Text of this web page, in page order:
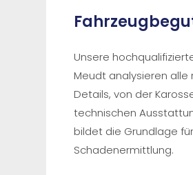
Unsere
Meudt analysieren alle
Details, von der
technischen
bildet die Grundlage
Schadenermittlung.